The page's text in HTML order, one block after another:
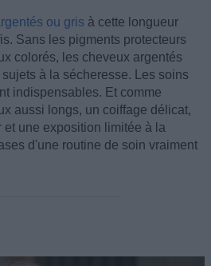
ou gris à cette longueur
Sans les pigments protecteurs
colorés, les cheveux argentés
à la sécheresse. Les soins
indispensables. Et comme
aussi longs, un coiffage délicat,
une exposition limitée à la
d'une routine de soin vraiment